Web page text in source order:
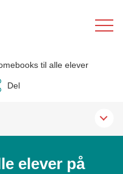
til alle elever
Del
elever på